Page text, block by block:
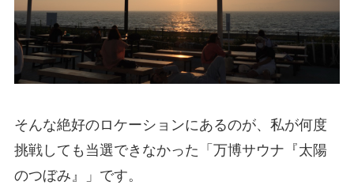
そんな絶好のロケーションにあるのが、私が何度
挑戦しても当選できなかった「万博サウナ『太陽
のつぼみ』」です。